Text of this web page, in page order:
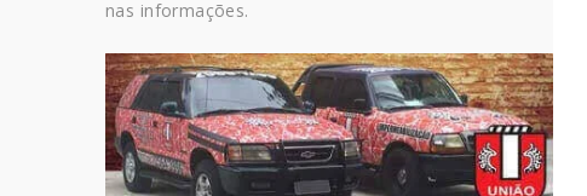
nas informações.